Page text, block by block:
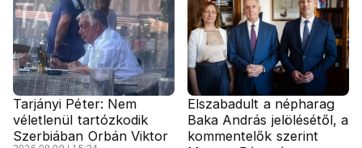
Tarjányi Péter: Nem
véletlenül tartózkodik
Szerbiában Orbán Viktor
Elszabadult a népharag
Baka András jelölésétől, a
kommentelők szerint